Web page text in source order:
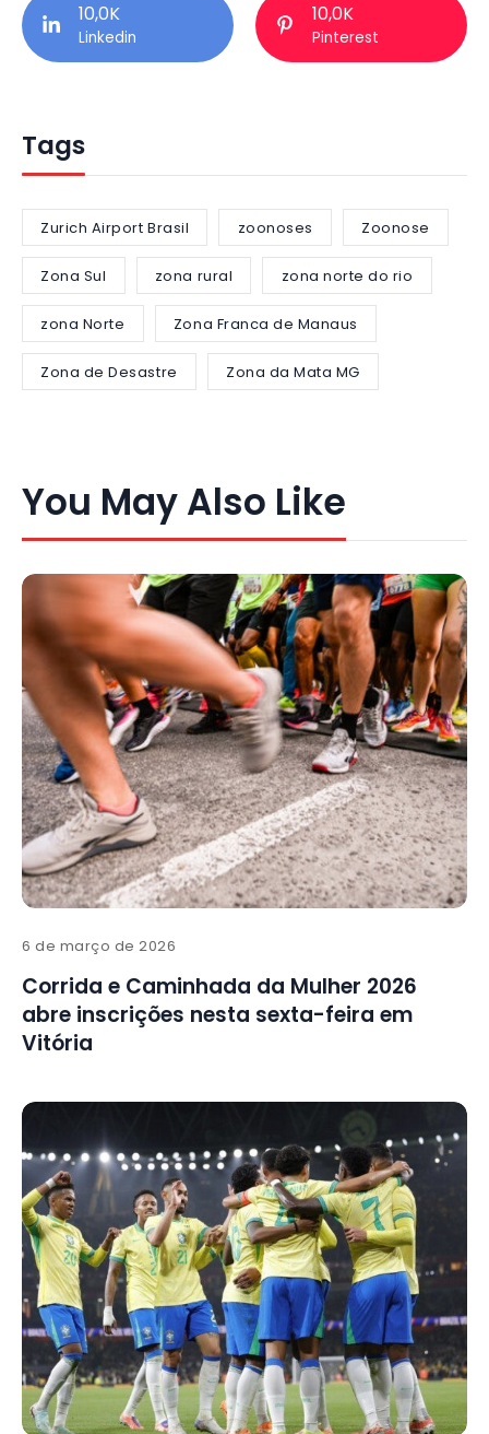
10,0K
Linkedin
10,0K
Pinterest
Tags
Zurich Airport Brasil zoonoses Zoonose
Zona Sul zona rural zona norte do rio
zona Norte Zona Franca de Manaus
Zona de Desastre Zona da Mata MG
You May Also Like
6 de março de 2026
Corrida e Caminhada da Mulher 2026
abre inscrições nesta sexta-feira em
Vitória